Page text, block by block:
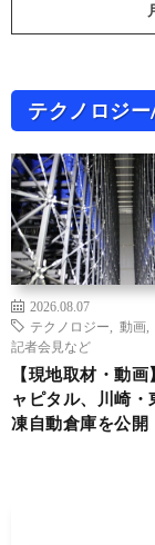
テクノロジ
2026.08.07
テクノロジー
動画
記者会見など
【現地取材・動
ャピタル、川崎・
凍自動倉庫を公開